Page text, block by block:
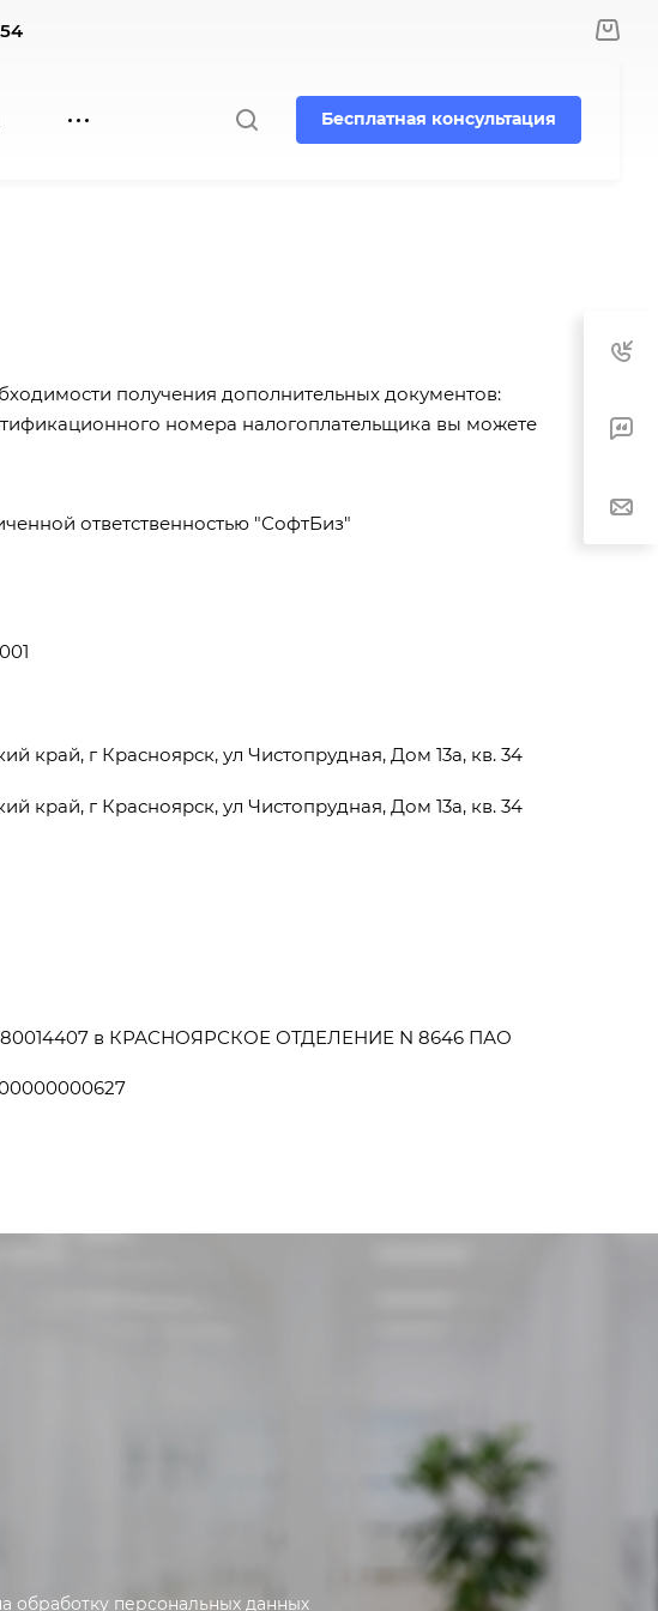
Бесплатная консультация
получения дополнительных документов:
номера налогоплательщика вы можете
ответственностью "СофтБиз"
край, г Красноярск, ул Чистопрудная, Дом 13а, кв. 34
край, г Красноярск, ул Чистопрудная, Дом 13а, кв. 34
в КРАСНОЯРСКОЕ ОТДЕЛЕНИЕ N 8646 ПАО
обработку персональных данных